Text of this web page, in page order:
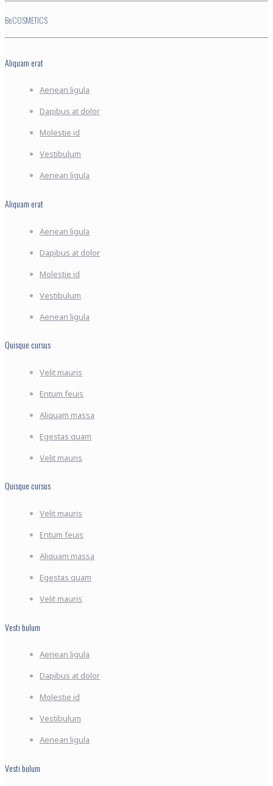
BeCOSMETICS
Aliquam erat
Aenean ligula
Dapibus at dolor
Molestie id
Vestibulum
Aenean ligula
Aliquam erat
Aenean ligula
Dapibus at dolor
Molestie id
Vestibulum
Aenean ligula
Quisque cursus
Velit mauris
Entum feuis
Aliquam massa
Egestas quam
Velit mauris
Quisque cursus
Velit mauris
Entum feuis
Aliquam massa
Egestas quam
Velit mauris
Vesti bulum
Aenean ligula
Dapibus at dolor
Molestie id
Vestibulum
Aenean ligula
Vesti bulum